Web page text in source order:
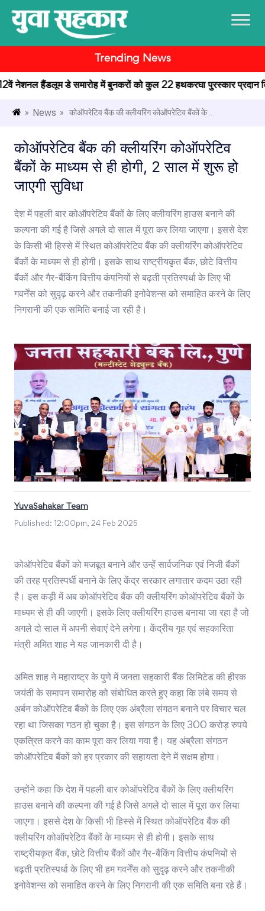
Trending News
हैंडलूम डे समारोह में बुनकरों को कुल 22 हथकरघा पुरस्कार प्रदान किए
» News » कोऑपरेटिव बैंक की क्लीयरिंग कोऑपरेटिव बैंकों के ...
कोऑपरेटिव बैंक की क्लीयरिंग कोऑपरेटिव
बैंकों के माध्यम से ही होगी, 2 साल में शुरू हो
जाएगी सुविधा
देश में पहली बार कोऑपरेटिव बैंकों के लिए क्लीयरिंग हाउस बनाने की
कल्पना की गई है जिसे अगले दो साल में पूरा कर लिया जाएगा। इससे देश
के किसी भी हिस्से में स्थित कोऑपरेटिव बैंक की क्लीयरिंग कोऑपरेटिव
बैंकों के माध्यम से ही होगी। इसके साथ राष्ट्रीयकृत बैंक, छोटे वित्तीय
बैंकों और गैर-बैंकिंग वित्तीय कंपनियों से बढ़ती प्रतिस्पर्धा के लिए भी
गवर्नेंस को सुदृढ़ करने और तकनीकी इनोवेशन्स को समाहित करने के लिए
निगरानी की एक समिति बनाई जा रही है।
YuvaSahakar Team
Published: 12:00pm, 24 Feb 2025
कोऑपरेटिव बैंकों को मजबूत बनाने और उन्हें सार्वजनिक एवं निजी बैंकों
की तरह प्रतिस्पर्धी बनाने के लिए केंद्र सरकार लगातार कदम उठा रही
है। इस कड़ी में अब कोऑपरेटिव बैंक की क्लीयरिंग कोऑपरेटिव बैंकों के
माध्यम से ही की जाएगी। इसके लिए क्लीयरिंग हाउस बनाया जा रहा है जो
अगले दो साल में अपनी सेवाएं देने लगेगा। केंद्रीय गृह एवं सहकारिता
मंत्री अमित शाह ने यह जानकारी दी है।
अमित शाह ने महाराष्ट्र के पुणे में जनता सहकारी बैंक लिमिटेड की हीरक
जयंती के समापन समारोह को संबोधित करते हुए कहा कि लंबे समय से
अर्बन कोऑपरेटिव बैंकों के लिए एक अंब्रैला संगठन बनाने पर विचार चल
रहा था जिसका गठन हो चुका है। इस संगठन के लिए 300 करोड़ रुपये
एकत्रित करने का काम पूरा कर लिया गया है। यह अंब्रैला संगठन
कोऑपरेटिव बैंकों को हर प्रकार की सहायता देने में सक्षम होगा।
उन्होंने कहा कि देश में पहली बार कोऑपरेटिव बैंकों के लिए क्लीयरिंग
हाउस बनाने की कल्पना की गई है जिसे अगले दो साल में पूरा कर लिया
जाएगा। इससे देश के किसी भी हिस्से में स्थित कोऑपरेटिव बैंक की
क्लीयरिंग कोऑपरेटिव बैंकों के माध्यम से ही होगी। इसके साथ
राष्ट्रीयकृत बैंक, छोटे वित्तीय बैंकों और गैर-बैंकिंग वित्तीय कंपनियों से
बढ़ती प्रतिस्पर्धा के लिए भी हम गवर्नेंस को सुदृढ़ करने और तकनीकी
इनोवेशन्स को समाहित करने के लिए निगरानी की एक समिति बना रहे हैं।